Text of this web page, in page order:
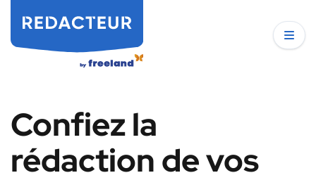
Confiez la
rédaction de vos